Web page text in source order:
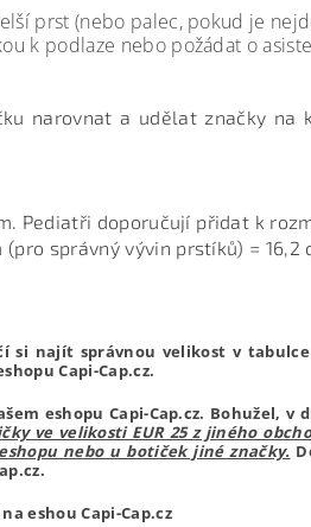
prst (nebo palec, pokud je
k podlaze nebo požádat o
narovnat a udělat značky na
Pediatři doporučují přidat k
správný vývin prstíků) = 16,2
si najít správnou velikost v
Capi-Cap.cz.
eshopu Capi-Cap.cz. Bohužel, v
ve velikosti EUR 25 z jiného
nebo u botiček jiné značky.
eshou Capi-Cap.cz